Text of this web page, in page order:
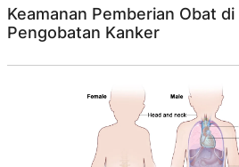
Keamanan Pemberian Obat
Pengobatan Kanker